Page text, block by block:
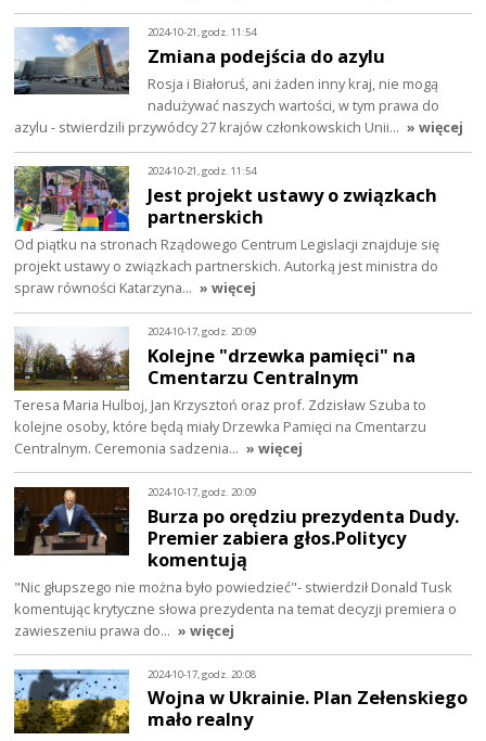
2024-10-21, godz. 11:54
Zmiana podejścia do azylu
Rosja i Białoruś, ani żaden inny kraj, nie mogą
nadużywać naszych wartości, w tym prawa do
azylu - stwierdzili przywódcy 27 krajów członkowskich Unii… » więcej
2024-10-21, godz. 11:54
Jest projekt ustawy o związkach
partnerskich
Od piątku na stronach Rządowego Centrum Legislacji znajduje się
projekt ustawy o związkach partnerskich. Autorką jest ministra do
spraw równości Katarzyna… » więcej
2024-10-17, godz. 20:09
Kolejne "drzewka pamięci" na
Cmentarzu Centralnym
Teresa Maria Hulboj, Jan Krzysztoń oraz prof. Zdzisław Szuba to
kolejne osoby, które będą miały Drzewka Pamięci na Cmentarzu
Centralnym. Ceremonia sadzenia… » więcej
2024-10-17, godz. 20:09
Burza po orędziu prezydenta Dudy.
Premier zabiera głos.Politycy
komentują
"Nic głupszego nie można było powiedzieć"- stwierdził Donald Tusk
komentując krytyczne słowa prezydenta na temat decyzji premiera o
zawieszeniu prawa do… » więcej
2024-10-17, godz. 20:08
Wojna w Ukrainie. Plan Zełenskiego
mało realny